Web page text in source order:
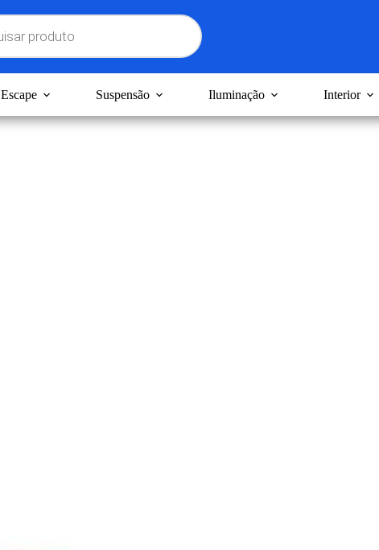
Escape Suspensão Iluminação Interior